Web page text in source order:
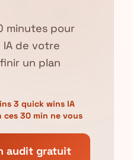
minutes pour
IA de votre
un plan
3 quick wins IA
30 min ne vous
audit gratuit